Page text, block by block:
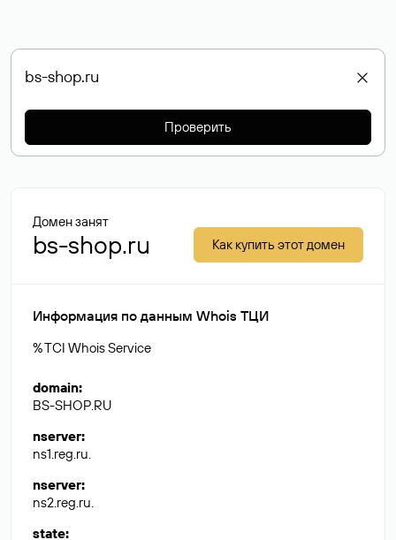
Проверить
Домен занят
bs-shop.ru Как купить этот домен
Информация по данным Whois ТЦИ
% TCI Whois Service
domain:
BS-SHOP.RU
nserver:
ns1.reg.ru.
nserver:
ns2.reg.ru.
state: